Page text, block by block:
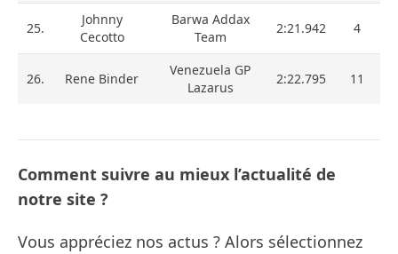
25.
Johnny
Cecotto
Barwa Addax
Team
2:21.942 4
26. Rene Binder
Venezuela GP
Lazarus
2:22.795 11
Comment suivre au mieux l’actualité de
notre site ?
Vous appréciez nos actus ? Alors sélectionnez